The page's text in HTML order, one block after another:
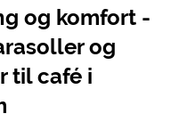
og komfort -
og
til café i